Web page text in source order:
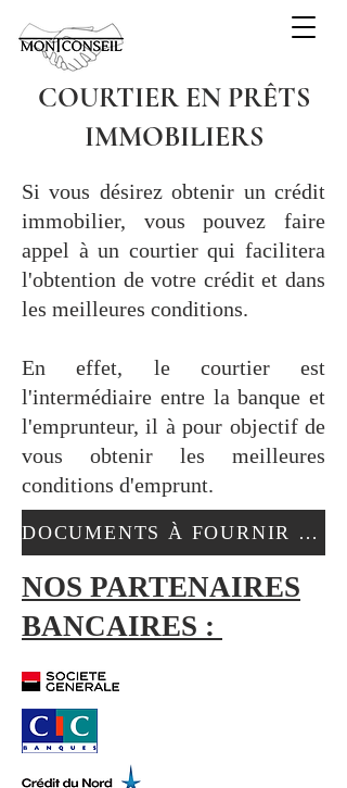
COURTIER EN PRÊTS
IMMOBILIERS
Si vous désirez obtenir un crédit
immobilier, vous pouvez faire
appel à un courtier qui facilitera
l'obtention de votre crédit et dans
les meilleures conditions.
En effet, le courtier est
l'intermédiaire entre la banque et
l'emprunteur, il à pour objectif de
vous obtenir les meilleures
conditions d'emprunt.
DOCUMENTS À FOURNIR POUR VOTRE DEMANDE DE FINANCEMENT
NOS PARTENAIRES
BANCAIRES :